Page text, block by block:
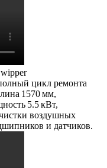
цикл ремонта
1570 мм,
5.5 кВт,
воздушных
и датчиков.